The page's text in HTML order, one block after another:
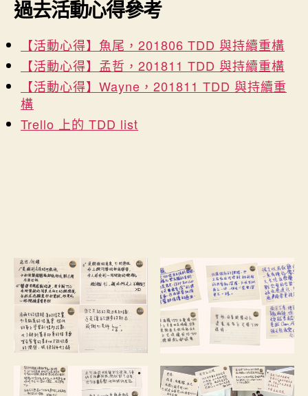
過去活動心得參考
【活動心得】魚尾，201806 TDD 與持續重構
【活動心得】孟哲，201811 TDD 與持續重構
【活動心得】Wayne，201811 TDD 與持續重
構
Trello 上的 TDD list